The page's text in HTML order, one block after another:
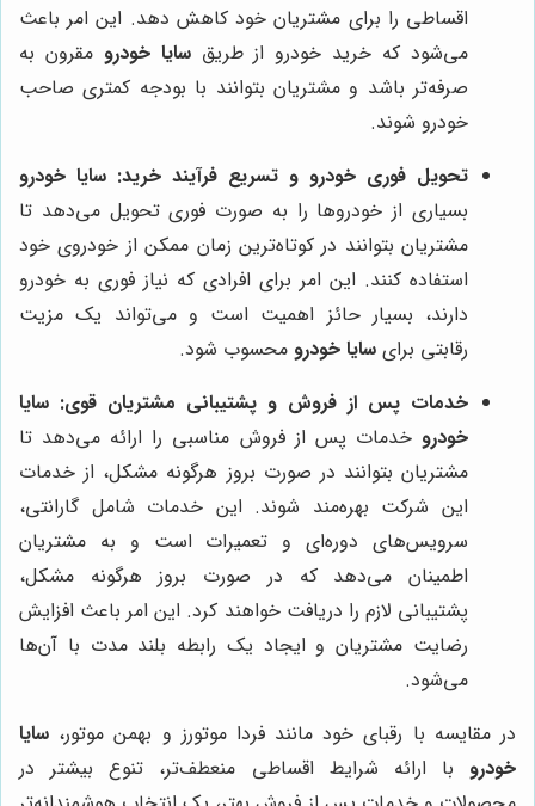
اقساطی را برای مشتریان خود کاهش دهد. این امر باعث
می‌شود که خرید خودرو از طریقسایا خودرو مقرون به
صرفه‌تر باشد و مشتریان بتوانند با بودجه کمتری صاحب
خودرو شوند.
تحویل فوری خودرو و تسریع فرآیند خرید: سایا خودرو
بسیاری از خودروها را به صورت فوری تحویل می‌دهد تا
مشتریان بتوانند در کوتاه‌ترین زمان ممکن از خودروی خود
استفاده کنند. این امر برای افرادی که نیاز فوری به خودرو
دارند، بسیار حائز اهمیت است و می‌تواند یک مزیت
رقابتی برای سایا خودرو محسوب شود.
خدمات پس از فروش و پشتیبانی مشتریان قوی: سایا
خودرو خدمات پس از فروش مناسبی را ارائه می‌دهد تا
مشتریان بتوانند در صورت بروز هرگونه مشکل، از خدمات
این شرکت بهره‌مند شوند. این خدمات شامل گارانتی،
سرویس‌های دوره‌ای و تعمیرات است و به مشتریان
اطمینان می‌دهد که در صورت بروز هرگونه مشکل،
پشتیبانی لازم را دریافت خواهند کرد. این امر باعث افزایش
رضایت مشتریان و ایجاد یک رابطه بلند مدت با آن‌ها
می‌شود.
در مقایسه با رقبای خود مانند فردا موتورز و بهمن موتور، سایا
خودرو با ارائه شرایط اقساطی منعطف‌تر، تنوع بیشتر در